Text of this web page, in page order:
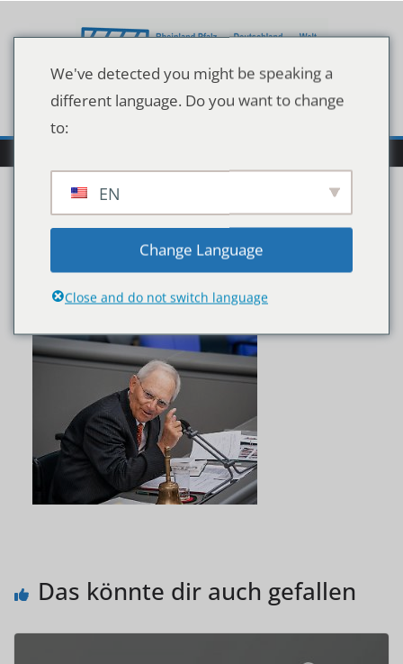
Inhalt
428352d86b3d2b914fbd
d9e2a9374861
Das könnte dir auch gefallen
We've detected you might be speaking a
different language. Do you want to change
to:
EN
Change Language
Close and do not switch language